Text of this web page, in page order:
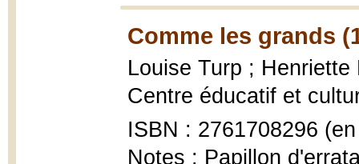
Comme les grands
Louise Turp ;
Centre éducatif et
ISBN : 2761708296
Notes : Papillon